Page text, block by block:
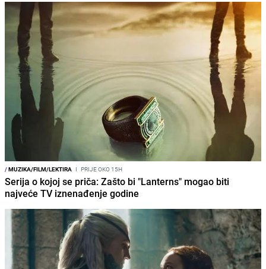
/MUZIKA/FILM/LEKTIRA I PRIJE OKO 15H
Serija o kojoj se priča: Zašto bi "Lanterns" mogao biti
najveće TV iznenađenje godine